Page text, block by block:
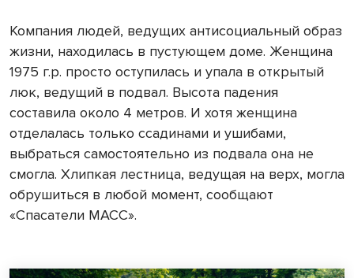
Компания людей, ведущих антисоциальный образ
жизни, находилась в пустующем доме. Женщина
1975 г.р. просто оступилась и упала в открытый
люк, ведущий в подвал. Высота падения
составила около 4 метров. И хотя женщина
отделалась только ссадинами и ушибами,
выбраться самостоятельно из подвала она не
смогла. Хлипкая лестница, ведущая на верх, могла
обрушиться в любой момент, сообщают
«Спасатели МАСС».